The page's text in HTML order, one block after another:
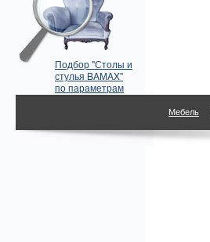
Подбор "Столы и
стулья BAMAX"
по параметрам
Мебель